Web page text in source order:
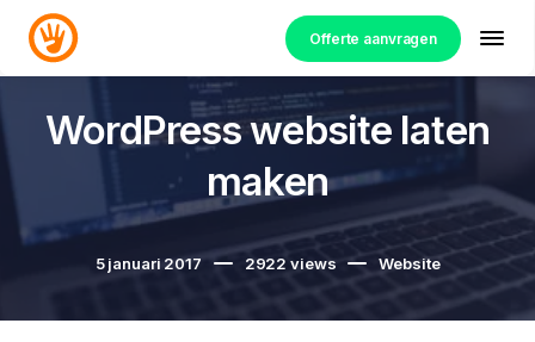
Offerte aanvragen
WordPress website laten
maken
5 januari 2017 2922 views Website